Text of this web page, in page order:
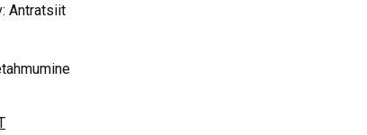
Antratsiit